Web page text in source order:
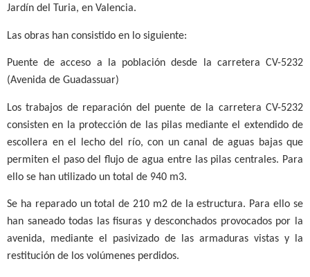
Jardín del Turia, en Valencia.
Las obras han consistido en lo siguiente:
Puente de acceso a la población desde la carretera CV-5232
(Avenida de Guadassuar)
Los trabajos de reparación del puente de la carretera CV-5232
consisten en la protección de las pilas mediante el extendido de
escollera en el lecho del río, con un canal de aguas bajas que
permiten el paso del flujo de agua entre las pilas centrales. Para
ello se han utilizado un total de 940 m3.
Se ha reparado un total de 210 m2 de la estructura. Para ello se
han saneado todas las fisuras y desconchados provocados por la
avenida, mediante el pasivizado de las armaduras vistas y la
restitución de los volúmenes perdidos.